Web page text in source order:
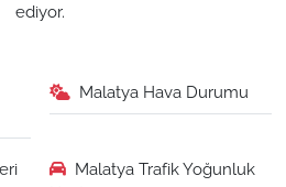
ediyor.
Malatya Hava Durumu
Malatya Trafik Yoğunluk